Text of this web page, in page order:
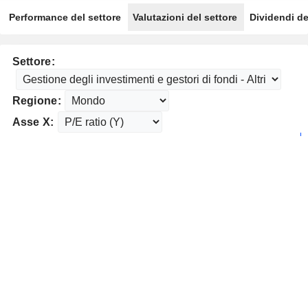
Performance del settore Valutazioni del settore Dividendi
Settore:
Regione:
Asse X: